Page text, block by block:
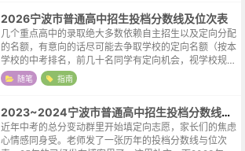
2026宁波市普通高中招生投档分数线及位次表
几个重点高中的录取绝大多数依赖自主招生以及定向分配
的名额，有意向的话尽可能去争取学校的定向名额（按本
学校的中考排名，前几十名同学有定向机会，视学校规模
不同名额会有较大出入）。孩子能进好的学校，那自然得
之我幸，但孩子努力了却没有考到满意...
随笔 指南
2023~2024宁波市普通高中招生投档分数线及位次表
近年中考的总分变动群里开始填定向志愿，家长们的焦虑
心情感同身受。老师发了一张历年的投档分数线与位次